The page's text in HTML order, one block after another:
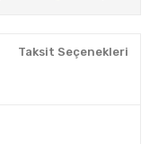
Taksit Seçenekleri